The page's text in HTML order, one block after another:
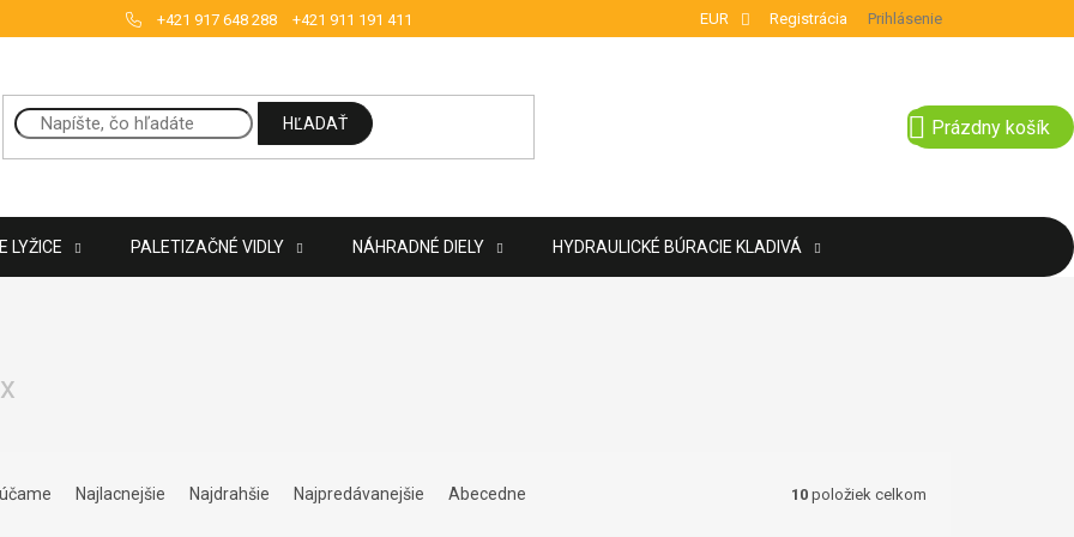
+421 917 648 288 +421 911 191 411 EUR Registrácia Prihlásenie
HĽADAŤ NÁKUPNÝ
Prázdny košík
LYŽICE PALETIZAČNÉ VIDLY NÁHRADNÉ DIELY HYDRAULICKÉ BÚRACIE KLADIVÁ
Najlacnejšie Najdrahšie Najpredávanejšie Abecedne 10 položiek celkom